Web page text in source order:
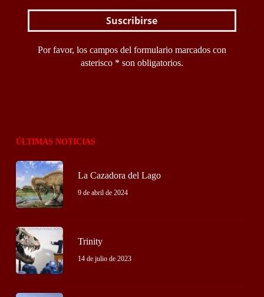
Por favor, los campos del formulario marcados con
asterisco * son obligatorios.
ÚLTIMAS NOTICIAS
La Cazadora del Lago
9 de abril de 2024
Trinity
14 de julio de 2023